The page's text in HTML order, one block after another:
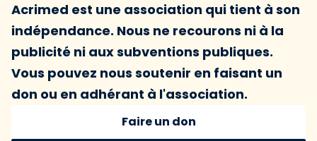
Acrimed est une association qui tient à son
indépendance. Nous ne recourons ni à la
publicité ni aux subventions publiques.
Vous pouvez nous soutenir en faisant un
don ou en adhérant à l'association.
Faire un don